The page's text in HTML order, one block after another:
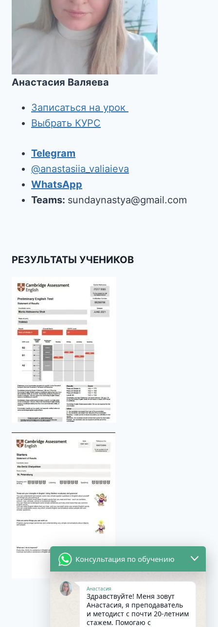
Анастасия Валяева
Записаться на урок
Выбрать КУРС
Telegram
@anastasiia_valiaieva
WhatsApp
Teams: sundaynastya@gmail.com
РЕЗУЛЬТАТЫ УЧЕНИКОВ
Консультация по обучению
Анастасия
Здравствуйте! Меня зовут
Анастасия, я преподаватель
и методист с почти 20-летним
стажем. Помогаю с